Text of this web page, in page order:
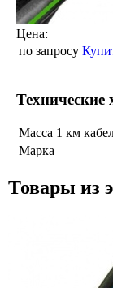
Цена:
по запросу
Технические
Масса 1 км
Марка
Товары из